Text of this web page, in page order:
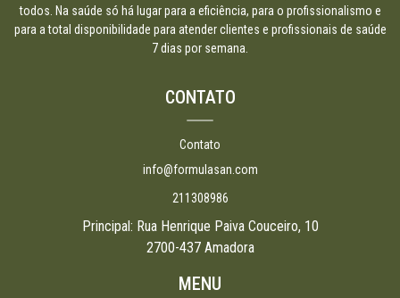
todos. Na saúde só há lugar para a eficiência, para o profissionalismo e
para a total disponibilidade para atender clientes e profissionais de saúde
7 dias por semana.
CONTATO
Contato
info@formulasan.com
211308986
Principal: Rua Henrique Paiva Couceiro, 10
2700-437 Amadora
MENU